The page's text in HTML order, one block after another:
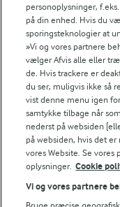
Andelshaverinfo:
Fødevarestyrelsens
Fødevarestyrelsens
Fødevarestyrelsens
Følg
personoplysninger,
på din enhed. Hvis du
sporingsteknologier at
»Vi og vores partnere
vælger Afvis alle eller
de. Hvis trackere er
du ser, muligvis ikke så
vist denne menu igen
samtykke tilbage når
nederst på websiden
på websiden, hvis det
vores Website. Se
oplysninger. Cookie
Vi og vores partnere